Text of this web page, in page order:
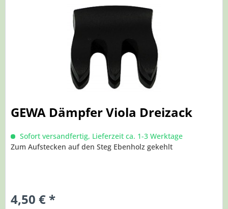
GEWA Dämpfer Viola Dreizack
Sofort versandfertig, Lieferzeit ca. 1-3 Werktage
Zum Aufstecken auf den Steg Ebenholz gekehlt
4,50 € *